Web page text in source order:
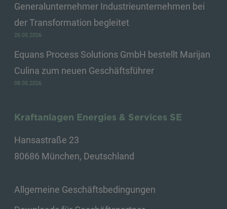
Generalunternehmer Industrieunternehmen bei
der Transformation begleitet
26.05.2026
Equans Process Solutions GmbH bestellt Marijan
Culina zum neuen Geschäftsführer
08.05.2026
Kraftanlagen Energies & Services SE
Hansastraße 23
80686 München, Deutschland
Allgemeine Geschäftsbedingungen